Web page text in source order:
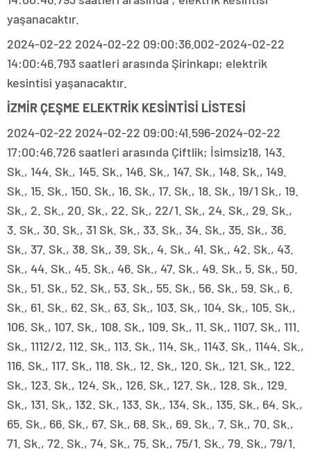
yaşanacaktır.
2024-02-22 2024-02-22 09:00:36.002-2024-02-22
14:00:46.793 saatleri arasında Şirinkapı; elektrik
kesintisi yaşanacaktır.
İZMİR ÇEŞME ELEKTRİK KESİNTİSİ LİSTESİ
2024-02-22 2024-02-22 09:00:41.596-2024-02-22
17:00:46.726 saatleri arasında Çiftlik; İsimsiz18, 143.
Sk., 144. Sk., 145. Sk., 146. Sk., 147. Sk., 148. Sk., 149.
Sk., 15. Sk., 150. Sk., 16. Sk., 17. Sk., 18. Sk., 19/1 Sk., 19.
Sk., 2. Sk., 20. Sk., 22. Sk., 22/1. Sk., 24. Sk., 29. Sk.,
3. Sk., 30. Sk., 31 Sk. Sk., 33. Sk., 34. Sk., 35. Sk., 36.
Sk., 37. Sk., 38. Sk., 39. Sk., 4. Sk., 41. Sk., 42. Sk., 43.
Sk., 44. Sk., 45. Sk., 46. Sk., 47. Sk., 49. Sk., 5. Sk., 50.
Sk., 51. Sk., 52. Sk., 53. Sk., 55. Sk., 56. Sk., 59. Sk., 6.
Sk., 61. Sk., 62. Sk., 63. Sk., 103. Sk., 104. Sk., 105. Sk.,
106. Sk., 107. Sk., 108. Sk., 109. Sk., 11. Sk., 1107. Sk., 111.
Sk., 1112/2, 112. Sk., 113. Sk., 114. Sk., 1143. Sk., 1144. Sk.,
116. Sk., 117. Sk., 118. Sk., 12. Sk., 120. Sk., 121. Sk., 122.
Sk., 123. Sk., 124. Sk., 126. Sk., 127. Sk., 128. Sk., 129.
Sk., 131. Sk., 132. Sk., 133. Sk., 134. Sk., 135. Sk., 64. Sk.,
65. Sk., 66. Sk., 67. Sk., 68. Sk., 69. Sk., 7. Sk., 70. Sk.,
71. Sk., 72. Sk., 74. Sk., 75. Sk., 75/1. Sk., 79. Sk., 79/1.